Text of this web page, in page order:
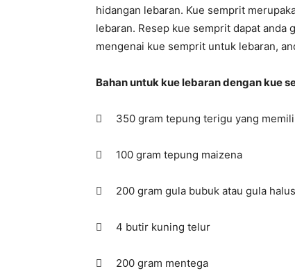
hidangan lebaran. Kue semprit
lebaran. Resep kue semprit dapat anda
mengenai kue semprit untuk lebaran,
Bahan untuk kue lebaran dengan kue
 350 gram tepung terigu yang
 100 gram tepung maizena
 200 gram gula bubuk atau gula halus
 4 butir kuning telur
 200 gram mentega